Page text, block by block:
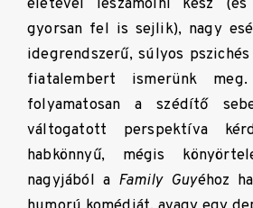
életével leszámolni kész
gyorsan fel is sejlik), nagy
idegrendszerű, súlyos
fiatalembert ismerünk
folyamatosan a szédítő
váltogatott perspektíva
habkönnyű, mégis
nagyjából a Family Guyéhoz